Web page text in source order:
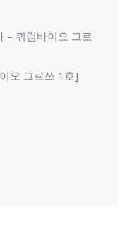
– 쿼럼바이오 그로
오 그로쓰 1호]